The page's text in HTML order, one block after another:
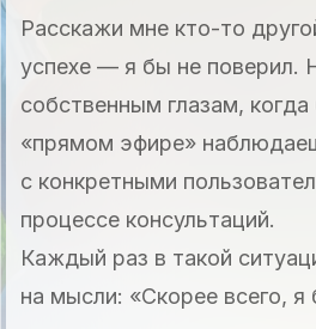
Расскажи мне кто-то
успехе — я бы не поверил.
собственным глазам, когда
«прямом эфире»
с конкретными
процессе консультаций.
Каждый раз в такой
на мысли: «Скорее всего, я